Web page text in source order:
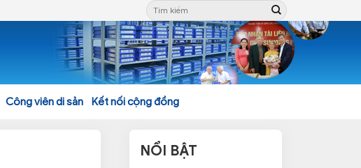
Công viên di sản Kết nối cộng đồng
NỔI BẬT